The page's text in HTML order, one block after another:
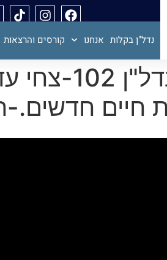
נדל"ן בקלות אנחנו קורסים והרצאות
זום
חיים